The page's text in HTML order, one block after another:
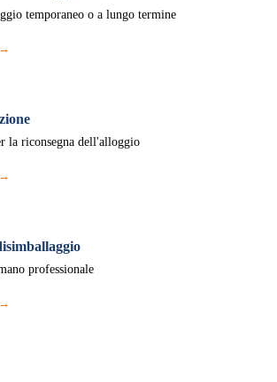
temporaneo o a lungo termine
la riconsegna dell'alloggio
professionale